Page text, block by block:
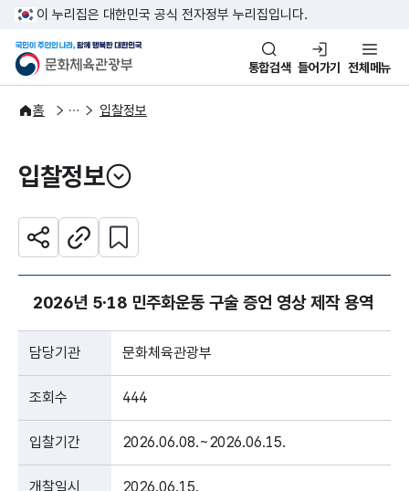
본문 바로가기
주메뉴 바로가기
이 누리집은 대한민국 공식 전자정부 누리집입니다.
문화체육관광부
국민이 주인인 나라, 함께 행복
통합검색 들어가기 전체메뉴
홈
알림·소식
알림 입찰정보
입찰정보
열기
공유하기주소복사
관심 콘텐츠 설정하기
2026년 5∙18 민주화운동 구술 증언 영상 제작 용역
담당기관 문화체육관광부
조회수 444
입찰기간 2026.06.08.~2026.06.15.
개찰일시 2026.06.15.